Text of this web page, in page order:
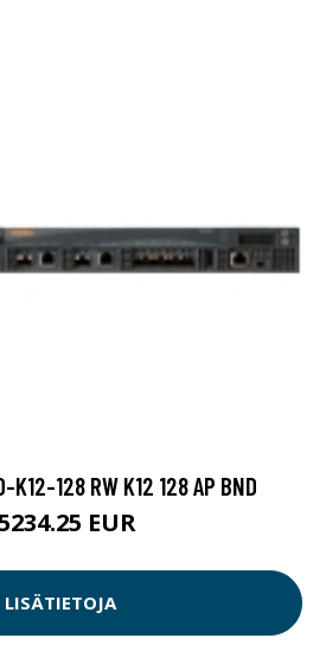
K12-128 RW K12 128 AP BND
EUR
LISÄTIETOJA